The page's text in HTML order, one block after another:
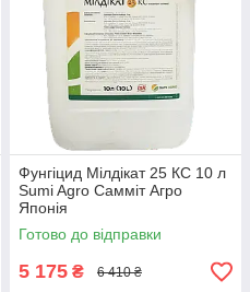
Фунгіцид Мілдікат 25 КС 10 л
Sumi Agro Самміт Агро
Японія
Готово до відправки
5 175 ₴ 6 410 ₴